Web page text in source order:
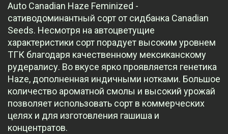
Auto Canadian Haze Feminized -
сативодоминантный сорт от сидбанка Canadian
Seeds. Несмотря на автоцветущие
характеристики сорт порадует высоким уровнем
ТГК благодаря качественному мексиканскому
рудералису. Во вкусе ярко проявляется генетика
Haze, дополненная индичными нотками. Большое
количество ароматной смолы и высокий урожай
позволяет использовать сорт в коммерческих
целях и для изготовления гашиша и
концентратов.